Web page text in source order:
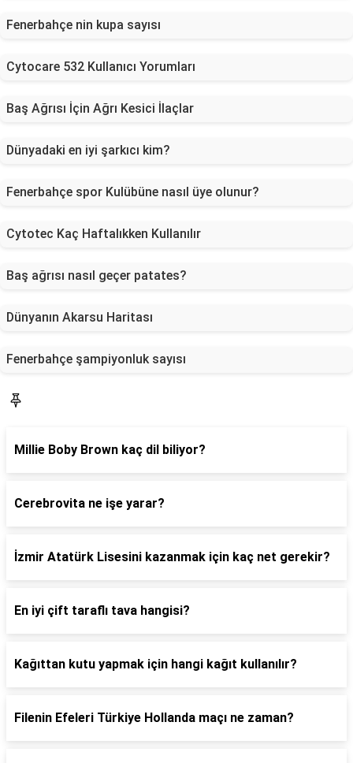
Fenerbahçe nin kupa sayısı
Cytocare 532 Kullanıcı Yorumları
Baş Ağrısı İçin Ağrı Kesici İlaçlar
Dünyadaki en iyi şarkıcı kim?
Fenerbahçe spor Kulübüne nasıl üye olunur?
Cytotec Kaç Haftalıkken Kullanılır
Baş ağrısı nasıl geçer patates?
Dünyanın Akarsu Haritası
Fenerbahçe şampiyonluk sayısı
Millie Boby Brown kaç dil biliyor?
Cerebrovita ne işe yarar?
İzmir Atatürk Lisesini kazanmak için kaç net gerekir?
En iyi çift taraflı tava hangisi?
Kağıttan kutu yapmak için hangi kağıt kullanılır?
Filenin Efeleri Türkiye Hollanda maçı ne zaman?